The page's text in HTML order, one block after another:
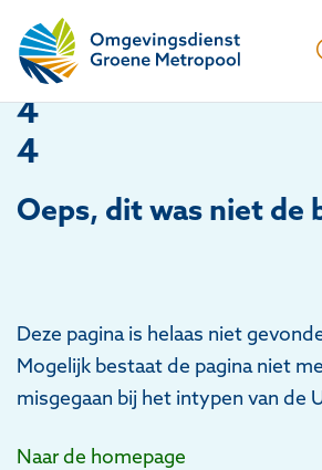
Omgevingsdienst Groene
4
4
Oeps, dit was niet de
Deze pagina is helaas niet
Mogelijk bestaat de pagina niet
misgegaan bij het intypen van de
Naar de homepage